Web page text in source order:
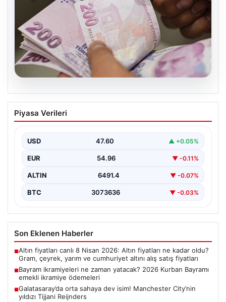
05.08.2026
Bayram ikramiyeleri ne zaman yatacak?
2026 Kurban Bayramı emekli ikramiye
Piyasa Verileri
USD 47.60 ▲ +0.05%
EUR 54.96 ▼ -0.11%
ALTIN 6491.4 ▼ -0.07%
BTC 3073636 ▼ -0.03%
Son Eklenen Haberler
■Altın fiyatları canlı 8 Nisan 2026: Altın fiyatları ne kadar oldu?
Gram, çeyrek, yarım ve cumhuriyet altını alış satış fiyatları
■Bayram ikramiyeleri ne zaman yatacak? 2026 Kurban Bayramı
emekli ikramiye ödemeleri
■Galatasaray’da orta sahaya dev isim! Manchester City’nin
yıldızı Tijjani Reijnders